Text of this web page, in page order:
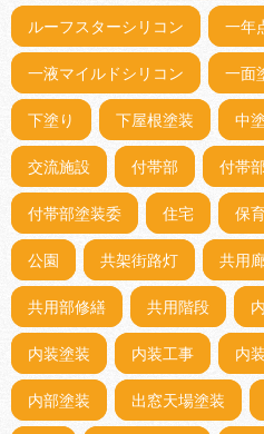
ルーフスターシリコン 一年
一液マイルドシリコン 一面
下塗り 下屋根塗装 中
交流施設 付帯部 付帯
付帯部塗装委 住宅 保
公園 共架街路灯 共用
共用部修繕 共用階段
内装塗装 内装工事 内
内部塗装 出窓天場塗装